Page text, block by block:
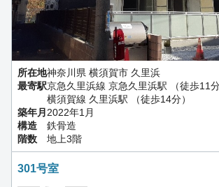
所在地神奈川県 横須賀市 久里浜
最寄駅京急久里浜線 京急久里浜駅 （徒歩11分
横須賀線 久里浜駅 （徒歩14分）
築年月 2022年1月
構造
鉄骨造
階数
地上3階
301号室